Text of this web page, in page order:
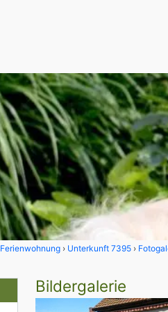
Ferienwohnung Unterkunft 7395
Bildergalerie